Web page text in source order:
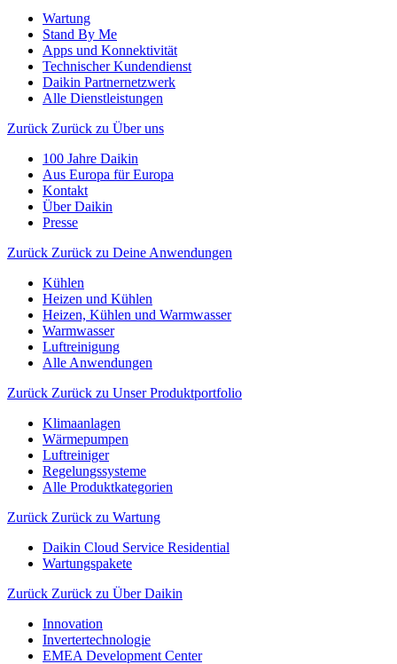
Wartung
Stand By Me
Apps und Konnektivität
Technischer Kundendienst
Daikin Partnernetzwerk
Alle Dienstleistungen
Zurück Zurück zu Über uns
100 Jahre Daikin
Aus Europa für Europa
Kontakt
Über Daikin
Presse
Zurück Zurück zu Deine Anwendungen
Kühlen
Heizen und Kühlen
Heizen, Kühlen und Warmwasser
Warmwasser
Luftreinigung
Alle Anwendungen
Zurück Zurück zu Unser Produktportfolio
Klimaanlagen
Wärmepumpen
Luftreiniger
Regelungssysteme
Alle Produktkategorien
Zurück Zurück zu Wartung
Daikin Cloud Service Residential
Wartungspakete
Zurück Zurück zu Über Daikin
Innovation
Invertertechnologie
EMEA Development Center